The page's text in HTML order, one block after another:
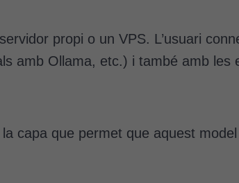
propi o un VPS. L’usuari
amb Ollama, etc.) i també amb les
capa que permet que aquest